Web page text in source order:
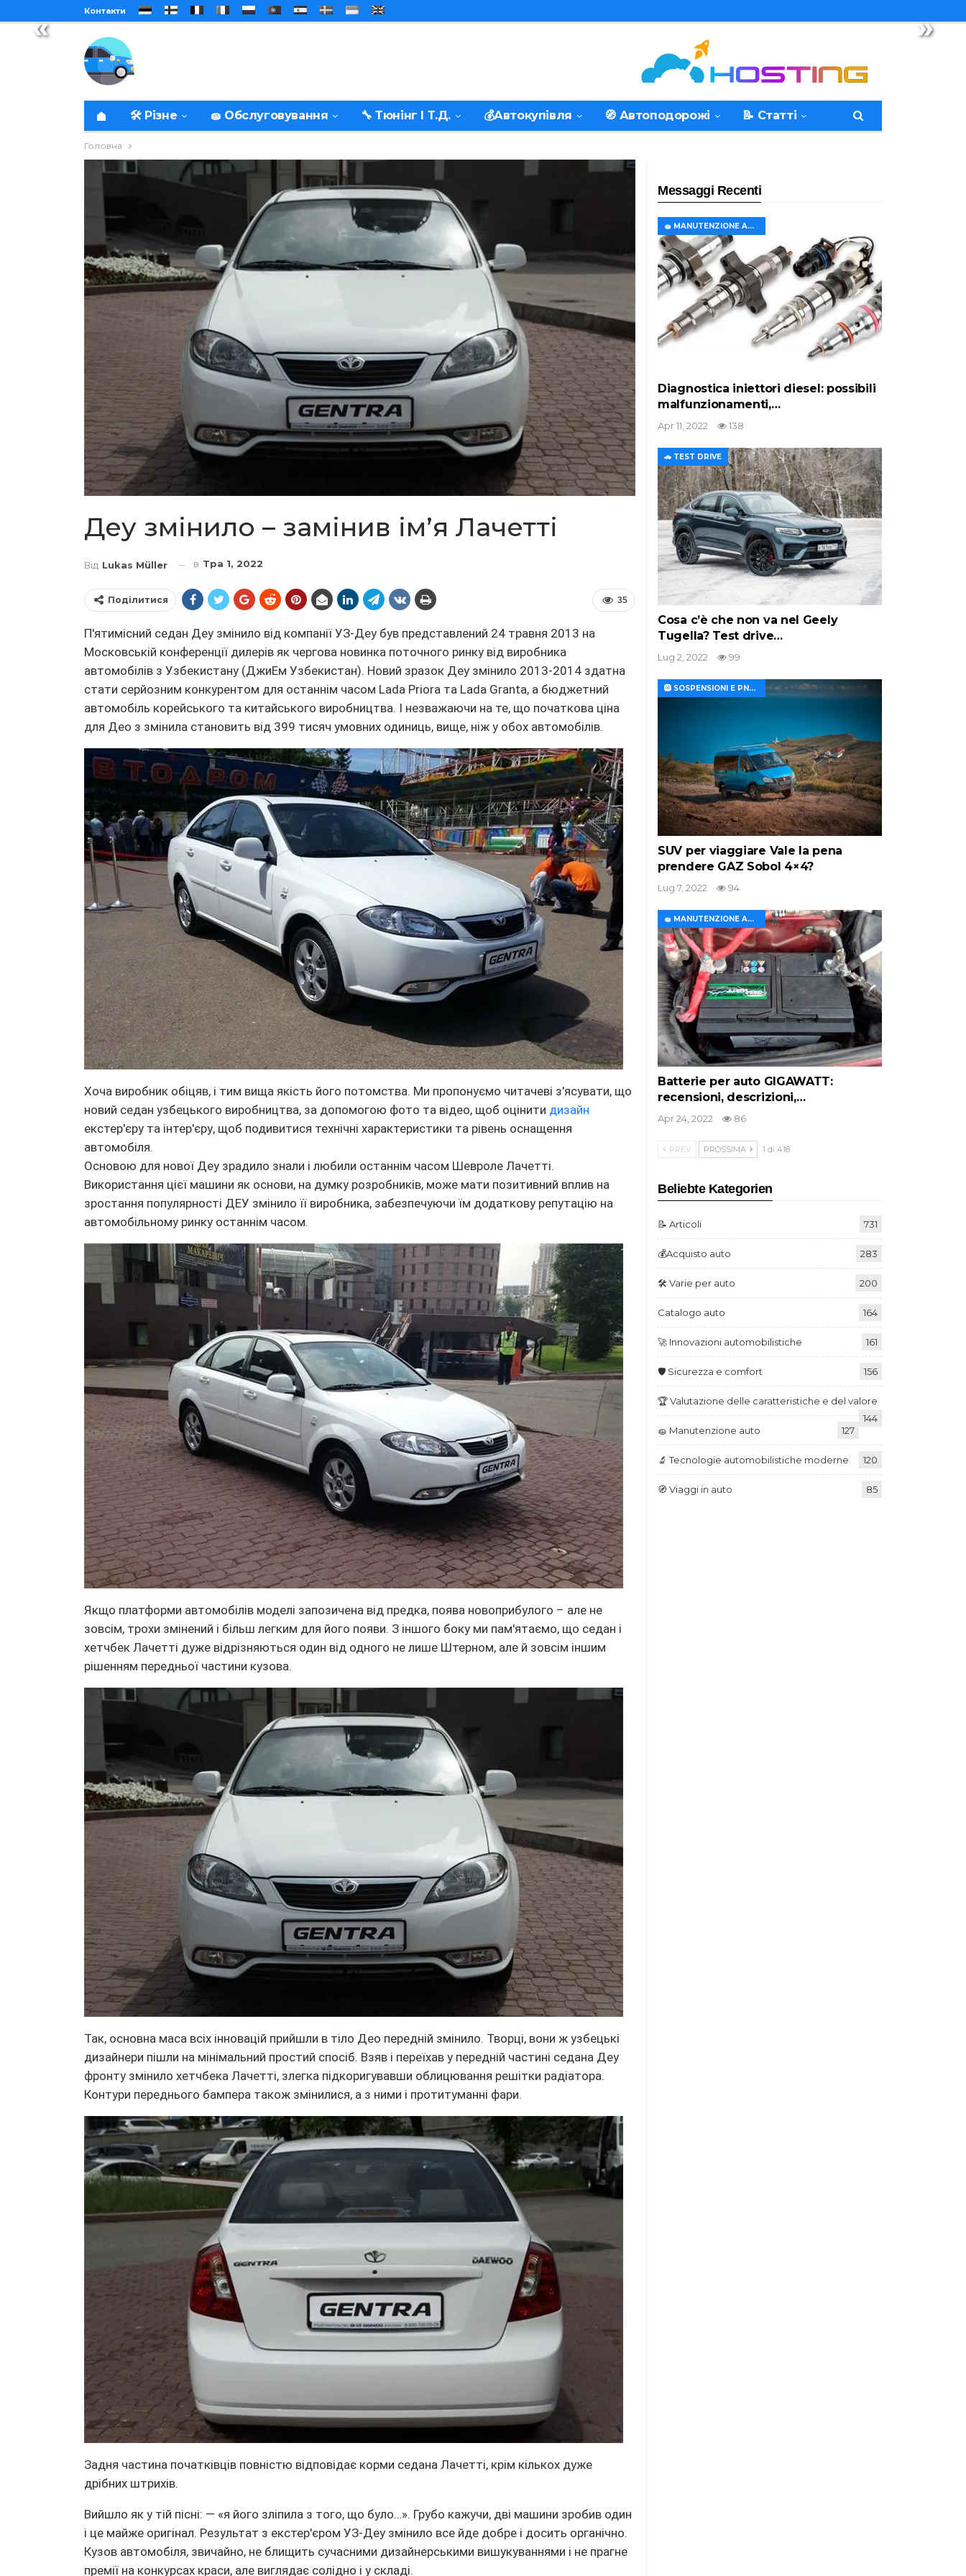
« »
Контакти
🛠️ Різне 🧽 Обслуговування 🔧 Тюнінг І Т.д. 💰Автокупівля 🧭 Автоподорожі 📝 Статті
Головна
Деу змінило – замінив ім’я Лачетті
Від Lukas Müller в Тра 1, 2022
35
Поділитися
П'ятимісний седан Деу змінило від компанії УЗ-Деу був представлений 24 травня 2013 на
Московській конференції дилерів як чергова новинка поточного ринку від виробника
автомобілів з Узбекистану (ДжиЕм Узбекистан). Новий зразок Деу змінило 2013-2014 здатна
стати серйозним конкурентом для останнім часом Lada Priora та Lada Granta, а бюджетний
автомобіль корейського та китайського виробництва. І незважаючи на те, що початкова ціна
для Део з змінила становить від 399 тисяч умовних одиниць, вище, ніж у обох автомобілів.
Хоча виробник обіцяв, і тим вища якість його потомства. Ми пропонуємо читачеві з'ясувати, що
новий седан узбецького виробництва, за допомогою фото та відео, щоб оцінити дизайн
екстер'єру та інтер'єру, щоб подивитися технічні характеристики та рівень оснащення
автомобіля.
Основою для нової Деу зрадило знали і любили останнім часом Шевроле Лачетті.
Використання цієї машини як основи, на думку розробників, може мати позитивний вплив на
зростання популярності ДЕУ змінило її виробника, забезпечуючи їм додаткову репутацію на
автомобільному ринку останнім часом.
Якщо платформи автомобілів моделі запозичена від предка, поява новоприбулого – але не
зовсім, трохи змінений і більш легким для його появи. З іншого боку ми пам'ятаємо, що седан і
хетчбек Лачетті дуже відрізняються один від одного не лише Штерном, але й зовсім іншим
рішенням передньої частини кузова.
Так, основна маса всіх інновацій прийшли в тіло Део передній змінило. Творці, вони ж узбецькі
дизайнери пішли на мінімальний простий спосіб. Взяв і переїхав у передній частині седана Деу
фронту змінило хетчбека Лачетті, злегка підкоригувавши облицювання решітки радіатора.
Контури переднього бампера також змінилися, а з ними і протитуманні фари.
Задня частина початківців повністю відповідає корми седана Лачетті, крім кількох дуже
дрібних штрихів.
Вийшло як у тій пісні: — «я його зліпила з того, що було…». Грубо кажучи, дві машини зробив один
і це майже оригінал. Результат з екстер'єром УЗ-Деу змінило все йде добре і досить органічно.
Кузов автомобіля, звичайно, не блищить сучасними дизайнерськими вишукуваннями і не прагне
премії на конкурсах краси, але виглядає солідно і у складі.
Messaggi Recenti
🧽 MANUTENZIONE AUTO
Diagnostica iniettori diesel: possibili
malfunzionamenti,…
Apr 11, 2022 138
🚗 TEST DRIVE
Cosa c’è che non va nel Geely
Tugella? Test drive…
Lug 2, 2022 99
🛞 SOSPENSIONI E PNEUMATICI
SUV per viaggiare Vale la pena
prendere GAZ Sobol 4×4?
Lug 7, 2022 94
🧽 MANUTENZIONE AUTO
Batterie per auto GIGAWATT:
recensioni, descrizioni,…
Apr 24, 2022 86
PREV PROSSIMA 1 di 418
Beliebte Kategorien
📝 Articoli 731
💰Acquisto auto 283
🛠️ Varie per auto 200
Catalogo auto 164
🚀 Innovazioni automobilistiche 161
🛡️ Sicurezza e comfort 156
🏆 Valutazione delle caratteristiche e del valore
144
🧽 Manutenzione auto
127
🔬 Tecnologie automobilistiche moderne 120
🧭 Viaggi in auto 85